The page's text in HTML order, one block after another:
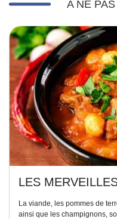
A NE
LES
La viande, les pommes de
ainsi que les champignons,